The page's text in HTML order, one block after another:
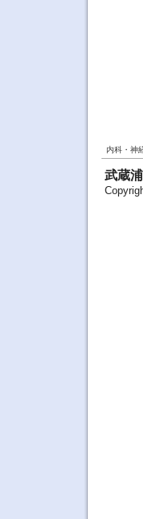
内科・神
武蔵